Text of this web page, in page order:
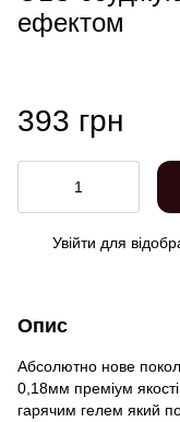
ефектом
393 грн
Увійти для
Опис
Абсолютно нове
0,18мм преміум
гарячим гелем який